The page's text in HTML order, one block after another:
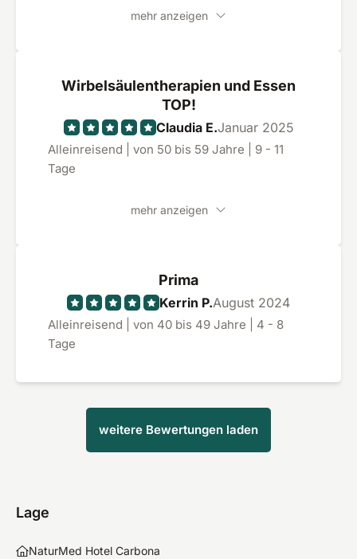
mehr anzeigen
Wirbelsäulentherapien und Essen
TOP!
Claudia E.Januar 2025
Alleinreisend | von 50 bis 59 Jahre | 9 - 11
Tage
mehr anzeigen
Prima
Kerrin P.August 2024
Alleinreisend | von 40 bis 49 Jahre | 4 - 8
Tage
weitere Bewertungen laden
Lage
NaturMed Hotel Carbona